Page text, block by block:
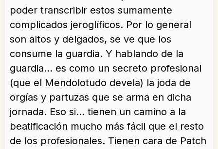
poder transcribir estos sumamente
complicados jeroglíficos. Por lo general
son altos y delgados, se ve que los
consume la guardia. Y hablando de la
guardia… es como un secreto profesional
(que el Mendolotudo devela) la joda de
orgías y partuzas que se arma en dicha
jornada. Eso si… tienen un camino a la
beatificación mucho más fácil que el resto
de los profesionales. Tienen cara de Patch